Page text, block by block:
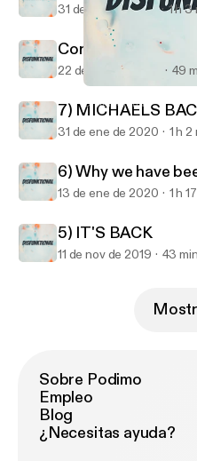
Disfunktional
31 de mar de 2023 1 h 3
Coronacation
22 de may de 2020 49
7) MICHAELS
31 de ene de 2020 1 h 2
6) Why we have
13 de ene de 2020 1 h
5) IT'S BACK
11 de nov de 2019 43 min
Sobre Podimo
Empleo
Blog
¿Necesitas ayuda?